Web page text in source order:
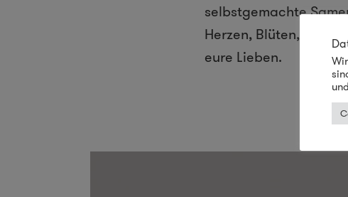
selbstgemachte
Herzen, Blüten,
eure Lieben.